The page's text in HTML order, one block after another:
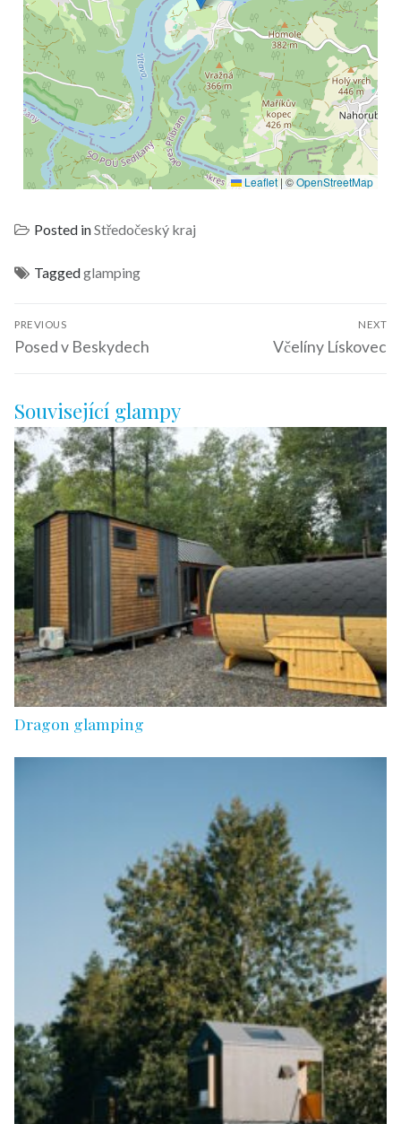
Leaflet |©OpenStreetMap
Posted inStředočeský kraj
Taggedglamping
PREVIOUS
Posed v Beskydech
NEXT
Včelíny Lískovec
Související glampy
Dragon glamping